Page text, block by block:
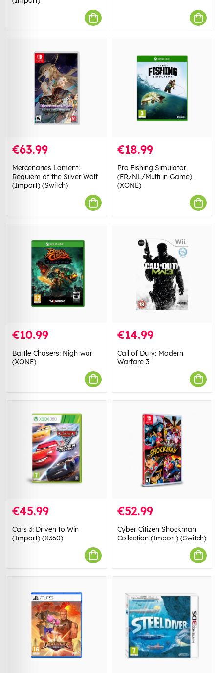
€63.99
Mercenaries Lament:
Requiem of the Silver Wolf
(Import) (Switch)
€18.99
Pro Fishing Simulator
(FR/NL/Multi in Game)
(XONE)
€10.99
Battle Chasers: Nightwar
(XONE)
€14.99
Call of Duty: Modern
Warfare 3
€45.99
Cars 3: Driven to Win
(Import) (X360)
€52.99
Cyber Citizen Shockman
Collection (Import) (Switch)